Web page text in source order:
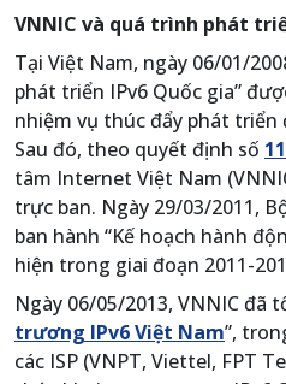
VNNIC và quá trình phát
Tại Việt Nam, ngày 06/01/
phát triển IPv6 Quốc gia”
nhiệm vụ thúc đẩy phát triển
Sau đó, theo quyết định số
tâm Internet Việt Nam
trực ban. Ngày 29/03/2011,
ban hành “Kế hoạch hành
hiện trong giai đoạn 2011-
Ngày 06/05/2013, VNNIC đã
trương IPv6 Việt Nam”,
các ISP (VNPT, Viettel, FPT